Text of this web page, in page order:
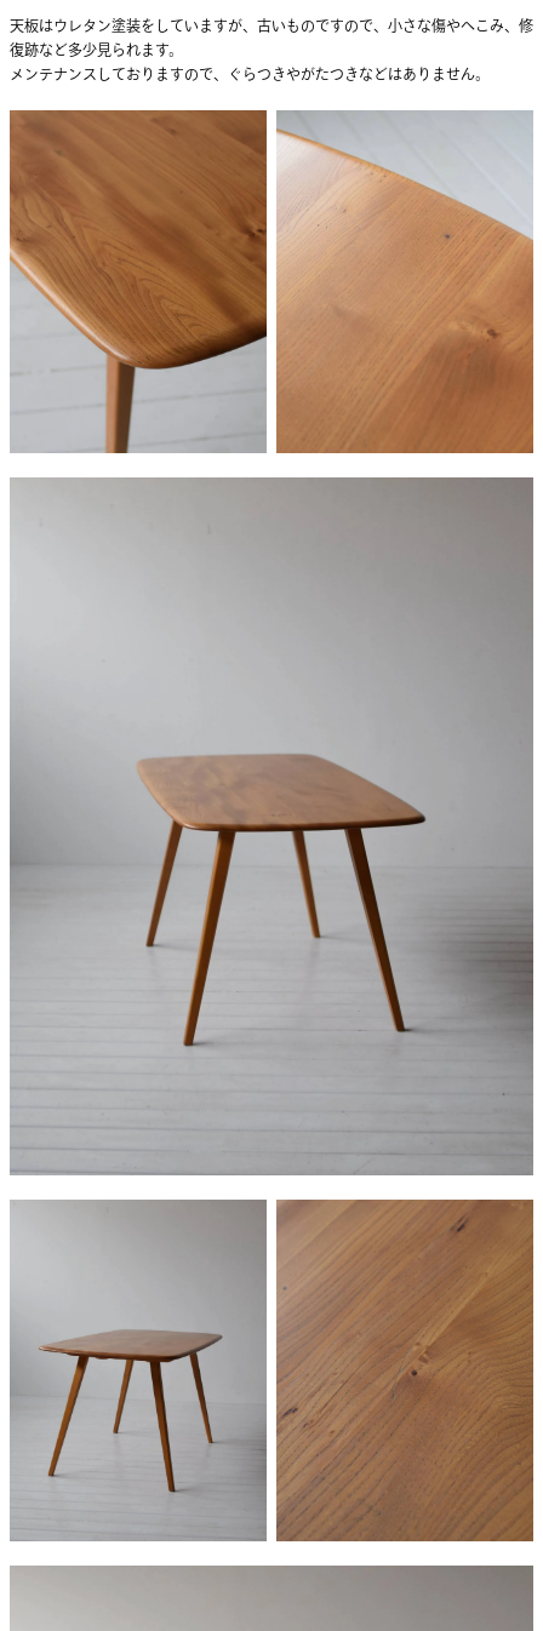
天板はウレタン塗装をしていますが、古いものですので、小さな傷やへこみ、修
復跡など多少見られます。
メンテナンスしておりますので、ぐらつきやがたつきなどはありません。